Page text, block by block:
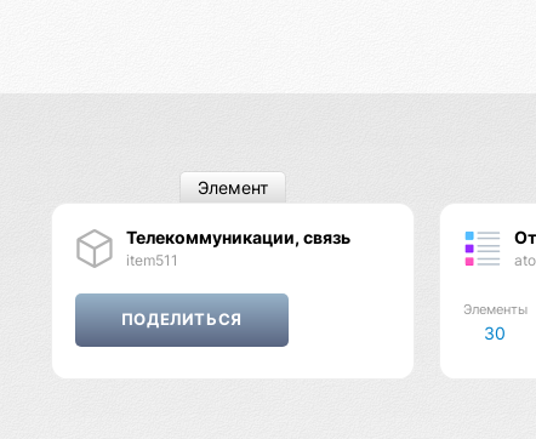
Телекоммуникации, связь
item511
Элемент
Элементы
30